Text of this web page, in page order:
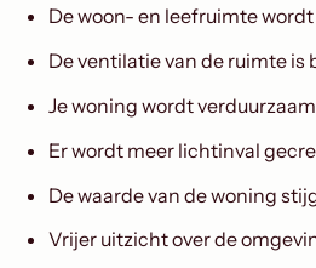
De woon- en leefruimte
De ventilatie van de ruimte is
Je woning wordt
Er wordt meer lichtinval
De waarde van de woning
Vrijer uitzicht over de